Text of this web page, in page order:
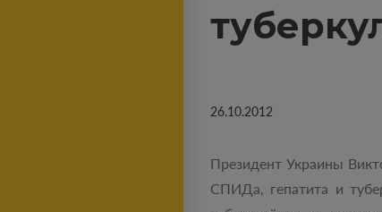
26.10.2012
Президент Украины
СПИДа, гепатита и